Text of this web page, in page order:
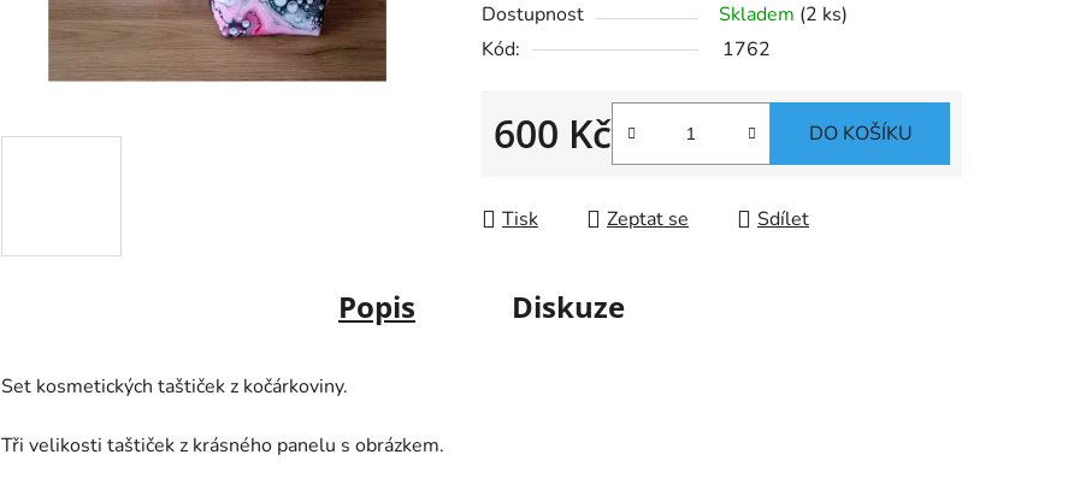
0,0
z
hvězdiček.
Dostupnost Skladem (2 ks)
Kód:
1762
600 Kč DO KOŠÍKU
Tisk Zeptat se Sdílet
Popis Diskuze
Set kosmetických taštiček z kočárkoviny.
Tři velikosti taštiček z krásného panelu s obrázkem.